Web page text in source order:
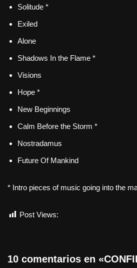
Solitude *
Exiled
Alone
Shadows In the Flame *
Visions
Hope *
New Beginnings
Calm Before the Storm *
Nostradamus
Future Of Mankind
* Intro pieces of music going into the
Post Views:
10 comentarios en